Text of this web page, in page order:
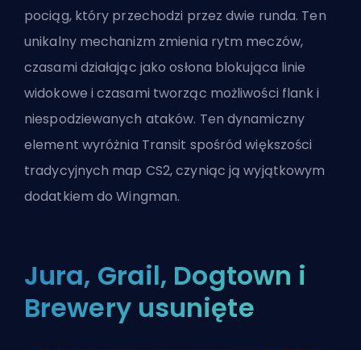
pociąg, który przechodzi przez dwie runda. Ten
unikalny mechanizm zmienia rytm meczów,
czasami działając jako osłona blokująca linie
widokowe i czasami tworząc możliwości flank i
niespodziewanych ataków. Ten dynamiczny
element wyróżnia Transit spośród większości
tradycyjnych map CS2, czyniąc ją wyjątkowym
dodatkiem do Wingman.
Jura, Grail, Dogtown i
Brewery usunięte